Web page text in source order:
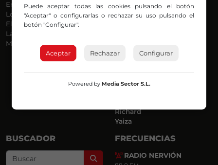
En Ruta
Locos por la Música
El Supermadrugador
La Mañana de Radio Nervión
Más Madrugada
Endika
Iker
José Ignacio
Luis Carlos
Mar y Cielo
Richard
Yaiza
BUSCADOR
Search
FRECUENCIAS
RADIO NERVIÓN
Puede aceptar todas las cookies pulsando el botón
"Aceptar" o configurarlas o rechazar su uso pulsando el
botón "Configurar".
Aceptar Rechazar Configurar
Powered by Media Sector S.L.